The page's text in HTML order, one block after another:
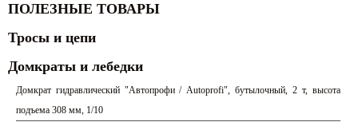
ПОЛЕЗНЫЕ ТОВАРЫ
Тросы и цепи
Домкраты и лебедки
Домкрат гидравлический "Автопрофи / Autoprofi", бутылочный, 2 т, высота
подъема 308 мм, 1/10